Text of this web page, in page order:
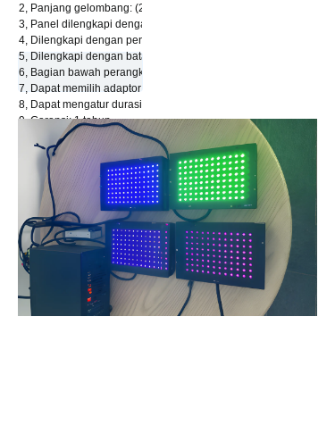
2, Panjang gelombang: (200—1000nm) kustom, daya
3, Panel dilengkapi dengan kipas listrik untuk pendinginan.
4, Dilengkapi dengan pengontrol untuk mengatur daya LED,
5, Dilengkapi dengan batang pengikat mikroplate, dapat
6, Bagian bawah perangkat dilengkapi dengan panel bahan
7, Dapat memilih adaptor tabung kaca.
8, Dapat mengatur durasi pencahayaan (dilengkapi dengan
9, Garansi: 1 tahun.
Opsional: Modul suhu rendah
a, Modul suhu rendah 48 lubang, dapat mengontrol suhu 4℃---
b, Mengontrol suhu melalui mode pendinginan air.
Produk Katalisis Cahaya
Produk Perwakilan
Berita Perusahaan
Hubungi Kami